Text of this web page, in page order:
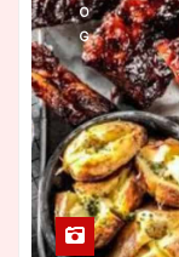
O
G